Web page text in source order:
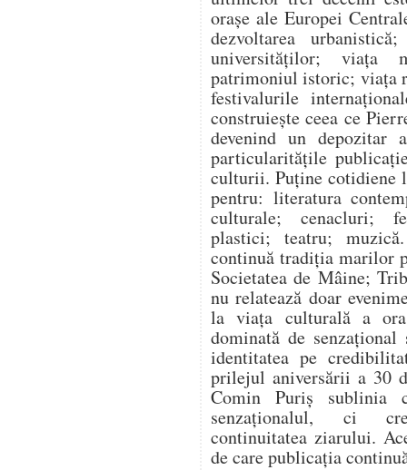
orașe ale Europei
dezvoltarea
universităților; viața
patrimoniul istoric; viața
festivalurile
construiește ceea ce
devenind un depozitar
particularitățile
culturii. Puține cotidiene
pentru: literatura
culturale; cenacluri;
plastici; teatru;
continuă tradiția marilor
Societatea de Mâine;
nu relatează doar
la viața culturală a
dominată de
identitatea pe
prilejul aniversării a 30
Comin Puriș
senzaționalul, ci
continuitatea ziarului.
de care publicația